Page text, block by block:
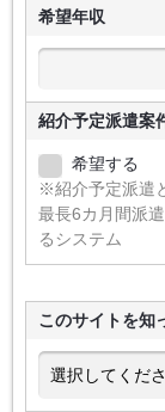
希望年収
紹介予定派遣案
希望する
※紹介予定派遣
最長6カ月間派
るシステム
このサイトを知